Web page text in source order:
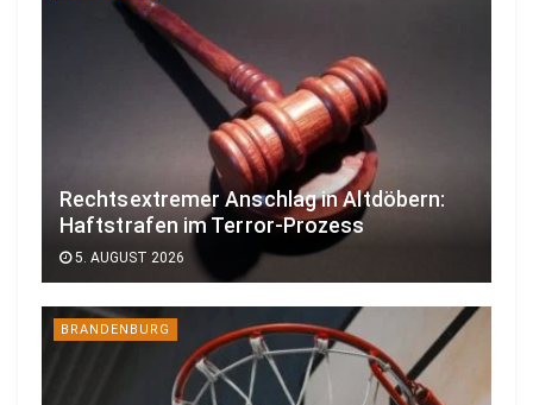
Rechtsextremer Anschlag in Altdöbern:
Haftstrafen im Terror-Prozess
5. AUGUST 2026
BRANDENBURG